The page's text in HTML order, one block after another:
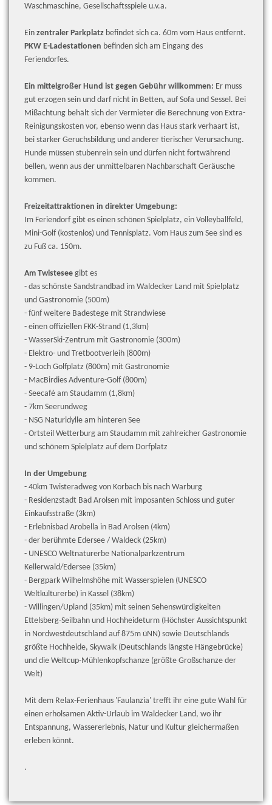
Waschmaschine, Gesellschaftsspiele u.v.a.
Ein zentraler Parkplatz befindet sich ca. 60m vom Haus entfernt.
PKW E-Ladestationen befinden sich am Eingang des
Feriendorfes.
Ein mittelgroßer Hund ist gegen Gebühr willkommen: Er muss
gut erzogen sein und darf nicht in Betten, auf Sofa und Sessel. Bei
Mißachtung behält sich der Vermieter die Berechnung von Extra-
Reinigungskosten vor, ebenso wenn das Haus stark verhaart ist,
bei starker Geruchsbildung und anderer tierischer Verursachung.
Hunde müssen stubenrein sein und dürfen nicht fortwährend
bellen, wenn aus der unmittelbaren Nachbarschaft Geräusche
kommen.
Freizeitattraktionen in direkter Umgebung:
Im Feriendorf gibt es einen schönen Spielplatz, ein Volleyballfeld,
Mini-Golf (kostenlos) und Tennisplatz. Vom Haus zum See sind es
zu Fuß ca. 150m.
Am Twistesee gibt es
- das schönste Sandstrandbad im Waldecker Land mit Spielplatz
und Gastronomie (500m)
- fünf weitere Badestege mit Strandwiese
- einen offiziellen FKK-Strand (1,3km)
- WasserSki-Zentrum mit Gastronomie (300m)
- Elektro- und Tretbootverleih (800m)
- 9-Loch Golfplatz (800m) mit Gastronomie
- MacBirdies Adventure-Golf (800m)
- Seecafé am Staudamm (1,8km)
- 7km Seerundweg
- NSG Naturidylle am hinteren See
- Ortsteil Wetterburg am Staudamm mit zahlreicher Gastronomie
und schönem Spielplatz auf dem Dorfplatz
In der Umgebung
- 40km Twisteradweg von Korbach bis nach Warburg
- Residenzstadt Bad Arolsen mit imposanten Schloss und guter
Einkaufsstraße (3km)
- Erlebnisbad Arobella in Bad Arolsen (4km)
- der berühmte Edersee / Waldeck (25km)
- UNESCO Weltnaturerbe Nationalparkzentrum
Kellerwald/Edersee (35km)
- Bergpark Wilhelmshöhe mit Wasserspielen (UNESCO
Weltkulturerbe) in Kassel (38km)
- Willingen/Upland (35km) mit seinen Sehenswürdigkeiten
Ettelsberg-Seilbahn und Hochheideturm (Höchster Aussichtspunkt
in Nordwestdeutschland auf 875m üNN) sowie Deutschlands
größte Hochheide, Skywalk (Deutschlands längste Hängebrücke)
und die Weltcup-Mühlenkopfschanze (größte Großschanze der
Welt)
Mit dem Relax-Ferienhaus 'Faulanzia' trefft ihr eine gute Wahl für
einen erholsamen Aktiv-Urlaub im Waldecker Land, wo ihr
Entspannung, Wassererlebnis, Natur und Kultur gleichermaßen
erleben könnt.
.